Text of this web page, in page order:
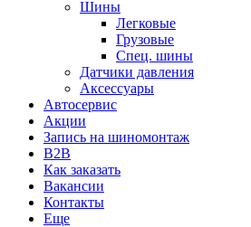
Шины
Легковые
Грузовые
Спец. шины
Датчики давления
Аксессуары
Автосервис
Акции
Запись на шиномонтаж
B2B
Как заказать
Вакансии
Контакты
Еще